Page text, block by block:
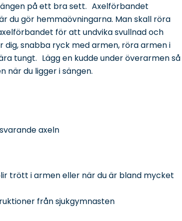
på ett bra sett. Axelförbandet
du gör hemmaövningarna. Man skall röra
för att undvika svullnad och
snabba ryck med armen, röra armen i
tungt. Lägg en kudde under överarmen så
när du ligger i sängen.
axeln
trött i armen eller när du är bland mycket
från sjukgymnasten